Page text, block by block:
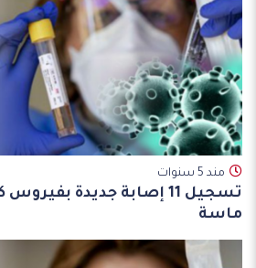
مند 5 سنوات
تسجيل 11 إصابة جديدة
ماسة